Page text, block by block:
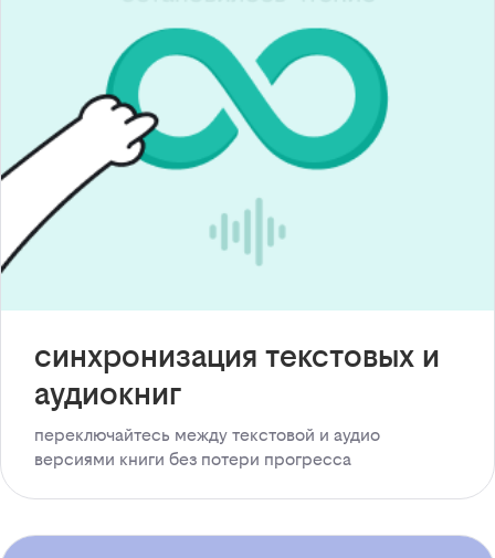
синхронизация текстовых и
аудиокниг
переключайтесь между текстовой и аудио
версиями книги без потери прогресса